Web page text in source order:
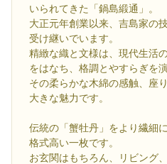
いられてきた「鍋島緞通」。
大正元年創業以来、吉島家の
受け継いでいます。
精緻な織と文様は、現代生活
をはなち、格調とやすらぎを
その柔らかな木綿の感触、座
大きな魅力です。
伝統の「蟹牡丹」をより繊細
格式高い一枚です。
お玄関はもちろん、リビング